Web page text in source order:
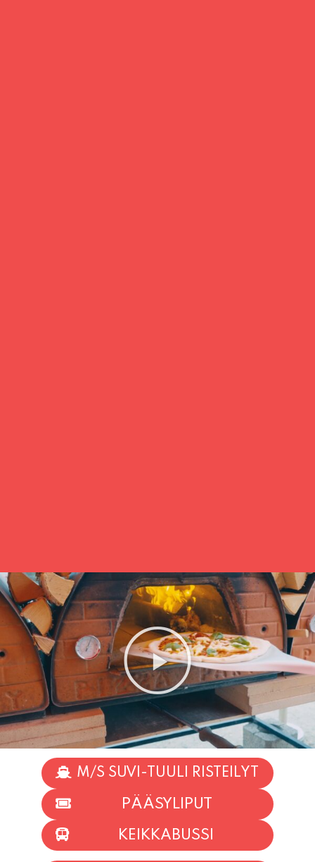
M/S SUVI-TUULI RISTEILYT
PÄÄSYLIPUT
KEIKKABUSSI
TAPAHTUMAT